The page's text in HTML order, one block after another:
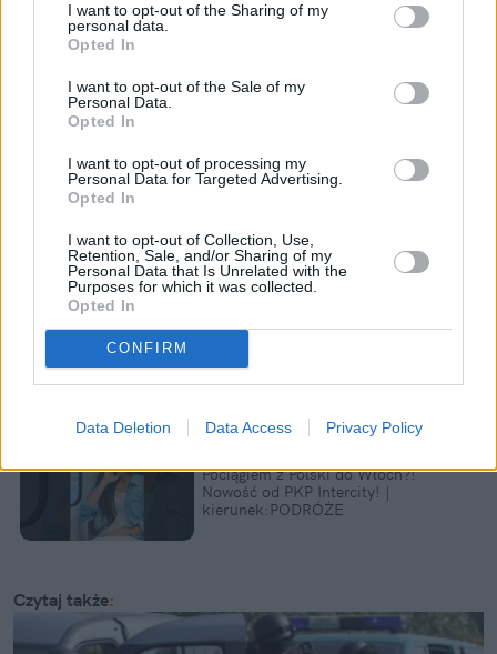
I want to opt-out of the Sharing of my
personal data.
Opted In
I want to opt-out of the Sale of my
Personal Data.
Opted In
I want to opt-out of processing my
Personal Data for Targeted Advertising.
Opted In
I want to opt-out of Collection, Use,
Retention, Sale, and/or Sharing of my
Personal Data that Is Unrelated with the
Purposes for which it was collected.
Opted In
CONFIRM
Data Deletion Data Access Privacy Policy
Pociągiem z Polski do Włoch?!
Nowość od PKP Intercity! |
kierunek:PODRÓŻE
Czytaj także: